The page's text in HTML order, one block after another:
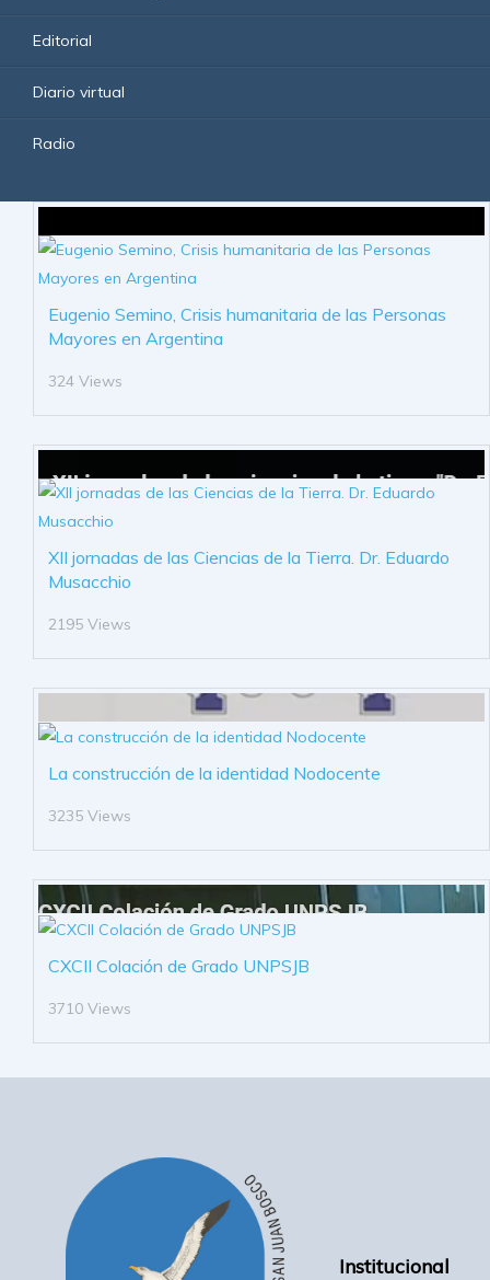
Editorial
Diario virtual
Radio
Eugenio Semino, Crisis humanitaria de las Personas
Mayores en Argentina
324 Views
XII jornadas de las Ciencias de la Tierra. Dr. Eduardo
Musacchio
2195 Views
La construcción de la identidad Nodocente
3235 Views
CXCII Colación de Grado UNPSJB
3710 Views
Institucional